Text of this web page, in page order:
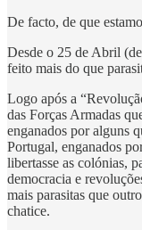
De facto, de que
Desde o 25 de Abril
feito mais do que
Logo após a
das Forças Armadas
enganados por alguns
Portugal, enganados
libertasse as colónias,
democracia e
mais parasitas que
chatice.